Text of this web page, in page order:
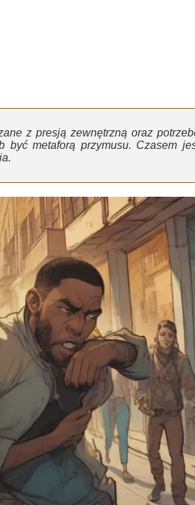
z presją zewnętrzną oraz
być metaforą przymusu. Czasem